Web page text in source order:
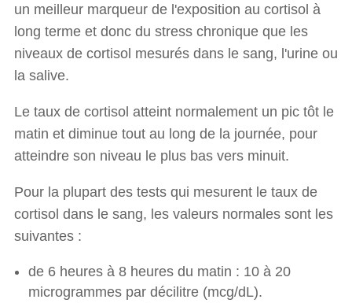
un meilleur marqueur de l'exposition au cortisol à
long terme et donc du stress chronique que les
niveaux de cortisol mesurés dans le sang, l'urine ou
la salive.
Le taux de cortisol atteint normalement un pic tôt le
matin et diminue tout au long de la journée, pour
atteindre son niveau le plus bas vers minuit.
Pour la plupart des tests qui mesurent le taux de
cortisol dans le sang, les valeurs normales sont les
suivantes :
de 6 heures à 8 heures du matin : 10 à 20
microgrammes par décilitre (mcg/dL).